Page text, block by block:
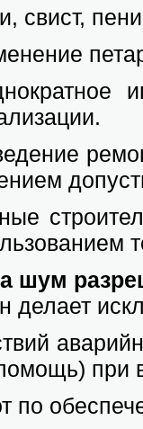
свист,
шум
де­ла­ет
при
по